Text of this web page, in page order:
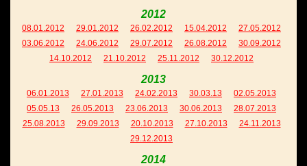
2012
08.01.2012 29.01.2012 26.02.2012 15.04.2012
27.05.2012
03.06.2012
24.06.2012 29.07.2012 26.08.2012
30.09.2012
14.10.2012
21.10.2012 25.11.2012 30.12.2012
2013
06.01.2013 27.01.2013 24.02.2013 30.03.13
02.05.2013
05.05.13
26.05.2013 23.06.2013 30.06.2013
28.07.2013
25.08.2013
29.09.2013 20.10.2013 27.10.2013
24.11.2013
29.12.2013
2014